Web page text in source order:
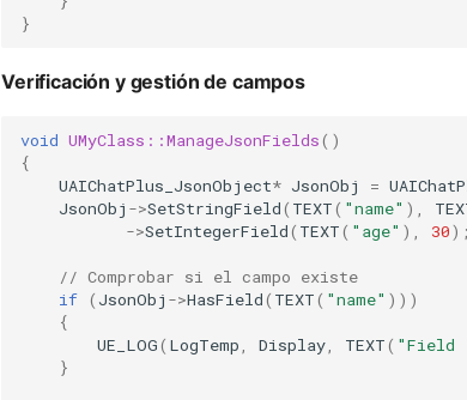
}
Verificación y gestión de campos
void UMyClass::ManageJsonFields()
{
UAIChatPlus_JsonObject* JsonObj =
JsonObj ->SetStringField( TEXT( "name" ),
->SetIntegerField( TEXT( "age" ), 30);
// Comprobar si el campo existe
if ( JsonObj ->HasField( TEXT( "name" )))
{
UE_LOG( LogTemp Display TEXT( "Field
}